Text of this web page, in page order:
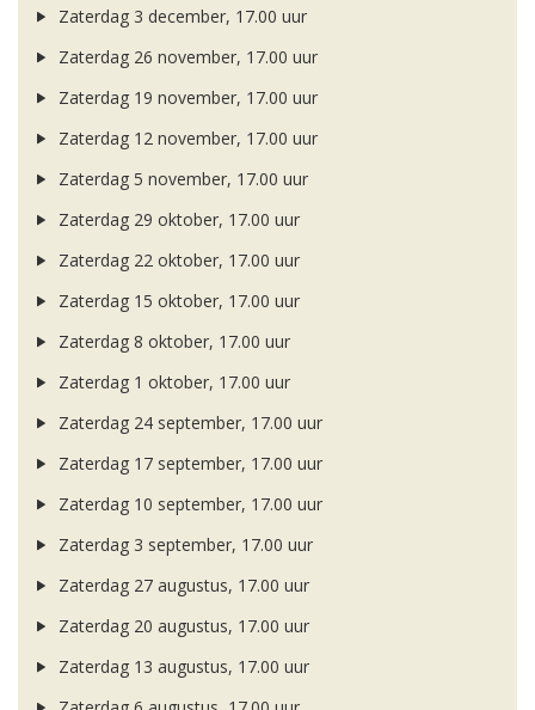
Zaterdag 3 december, 17.00 uur
Zaterdag 26 november, 17.00 uur
Zaterdag 19 november, 17.00 uur
Zaterdag 12 november, 17.00 uur
Zaterdag 5 november, 17.00 uur
Zaterdag 29 oktober, 17.00 uur
Zaterdag 22 oktober, 17.00 uur
Zaterdag 15 oktober, 17.00 uur
Zaterdag 8 oktober, 17.00 uur
Zaterdag 1 oktober, 17.00 uur
Zaterdag 24 september, 17.00 uur
Zaterdag 17 september, 17.00 uur
Zaterdag 10 september, 17.00 uur
Zaterdag 3 september, 17.00 uur
Zaterdag 27 augustus, 17.00 uur
Zaterdag 20 augustus, 17.00 uur
Zaterdag 13 augustus, 17.00 uur